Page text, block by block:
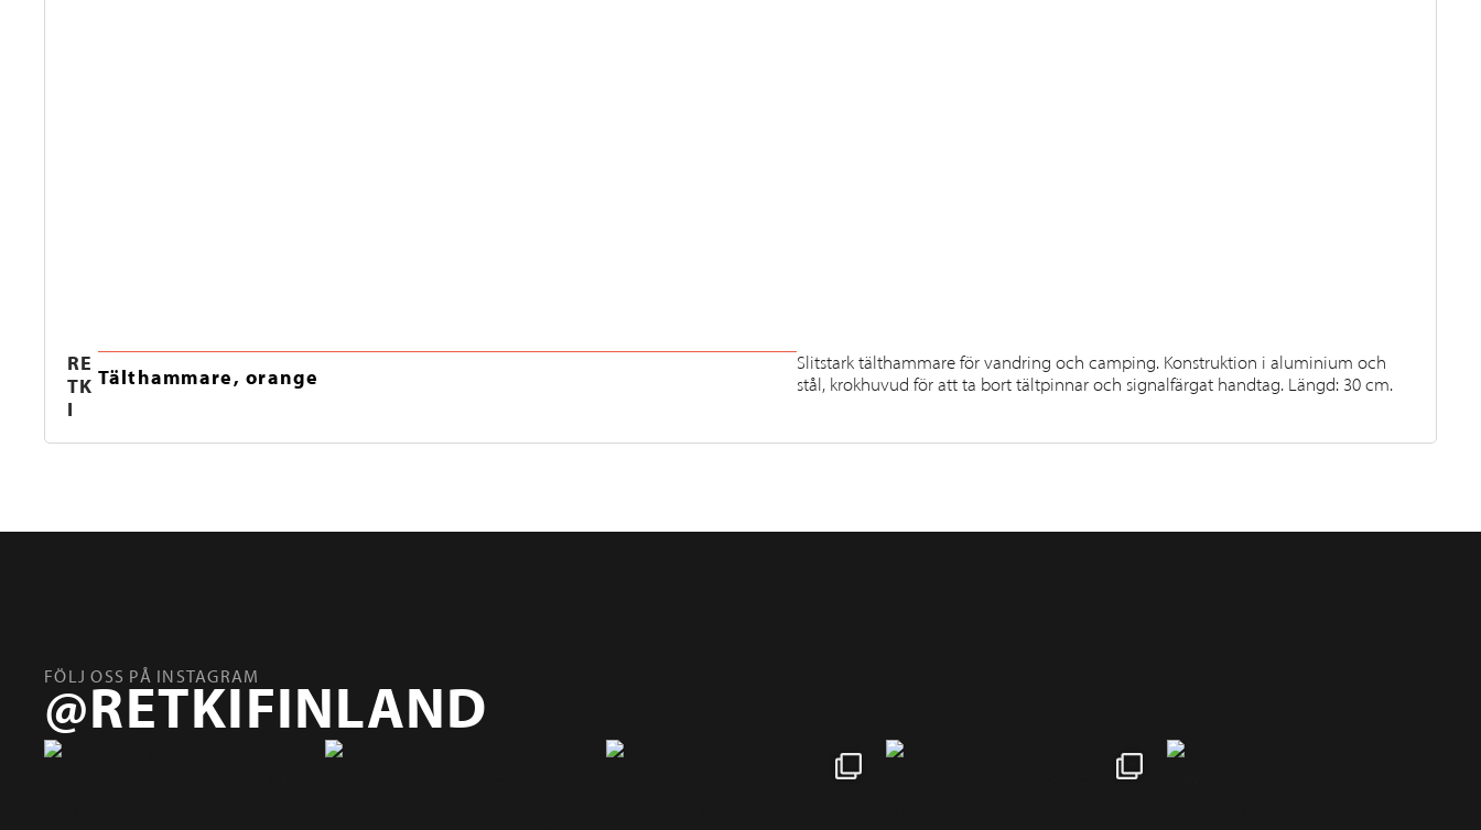
RE
TK
I
Tälthammare, orange
Slitstark tälthammare för vandring och camping. Konstruktion i aluminium och
stål, krokhuvud för att ta bort tältpinnar och signalfärgat handtag. Längd: 30 cm.
FÖLJ OSS PÅ INSTAGRAM
@RETKIFINLAND